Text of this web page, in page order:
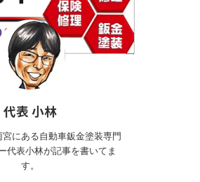
代表 小林
にある自動車鈑金塗装専門
代表小林が記事を書いてま
す。